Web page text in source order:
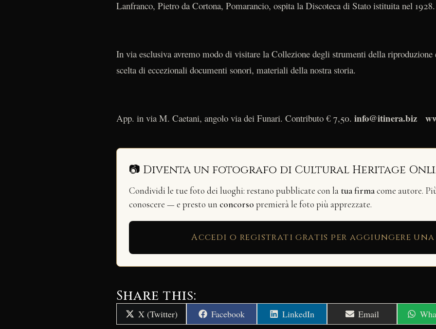
Lanfranco, Pietro da Cortona, Pomarancio, ospita la Discoteca di Stato istituita nel 1928.
In via esclusiva avremo modo di visitare la Collezione degli strumenti della riproduzione
scelta di eccezionali documenti sonori, materiali della nostra storia.
App. in via M. Caetani, angolo via dei Funari. Contributo € 7,50. info@itinera.biz
📷 Diventa un fotografo di Cultural Heritage
Condividi le tue foto dei luoghi: restano pubblicate con la tua firmacome autore.
conoscere — e presto un concorso premierà le foto più apprezzate.
Accedi o registrati gratis per aggiungere
Share this:
Share
on
X (Twitter) Share
on
Facebook Share
on
LinkedIn Share
on
Email
on